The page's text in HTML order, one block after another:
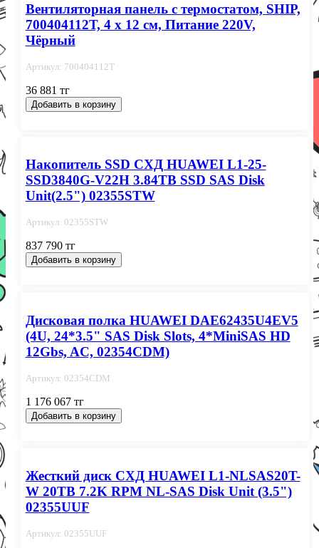
Вентиляторная панель с термостатом, SHIP,
700404112Т, 4 х 12 см, Питание 220V,
Чёрный
Артикул: 700404112Т
36 881 тг
Добавить в корзину
Накопитель SSD СХД HUAWEI L1-25-
SSD3840G-V22H 3.84TB SSD SAS Disk
Unit(2.5") 02355STW
Артикул: 02355STW
837 790 тг
Добавить в корзину
Дисковая полка HUAWEI DAE62435U4EV5
(4U, 24*3.5" SAS Disk Slots, 4*MiniSAS HD
12Gbs, AC, 02354CDM)
Артикул: 02354CDM
1 176 067 тг
Добавить в корзину
Жесткий диск СХД HUAWEI L1-NLSAS20T-
W 20TB 7.2K RPM NL-SAS Disk Unit (3.5")
02355UUF
Артикул: 02355UUF